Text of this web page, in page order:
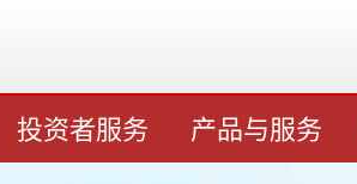
投资者服务 产品与服务